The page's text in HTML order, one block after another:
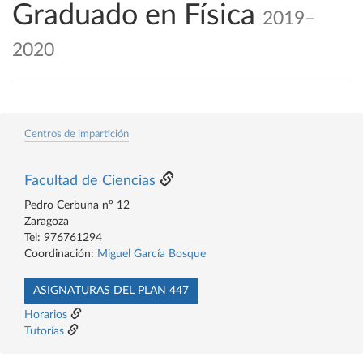
Graduado en Física 2019–
2020
Centros de impartición
Facultad de Ciencias
Pedro Cerbuna nº 12
Zaragoza
Tel: 976761294
Coordinación: Miguel García Bosque
ASIGNATURAS DEL PLAN 447
Horarios
Tutorías